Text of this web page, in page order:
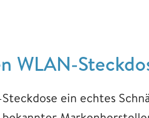
WLAN-
ein echtes